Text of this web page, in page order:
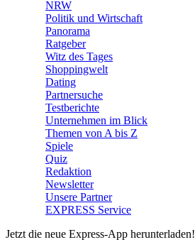
NRW
Politik und Wirtschaft
Panorama
Ratgeber
Witz des Tages
Shoppingwelt
Dating
Partnersuche
Testberichte
Unternehmen im Blick
Themen von A bis Z
Spiele
Quiz
Redaktion
Newsletter
Unsere Partner
EXPRESS Service
Jetzt die neue Express-App herunterladen!